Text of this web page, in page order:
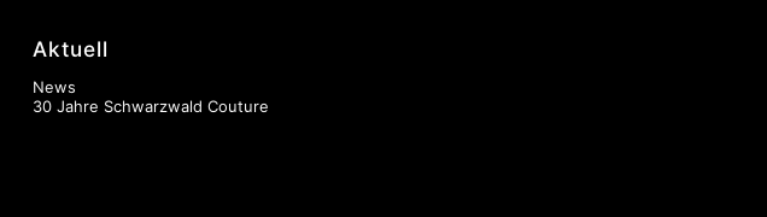
Aktuell
News
30 Jahre Schwarzwald Couture